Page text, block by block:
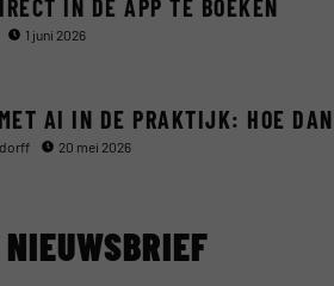
IN DE APP TE BOEKEN
1 juni 2026
AI IN DE PRAKTIJK: HOE
20 mei 2026